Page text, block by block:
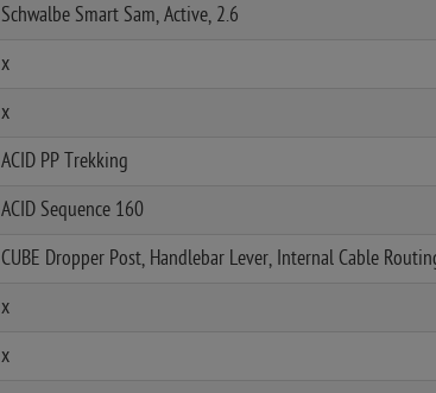
Schwalbe Smart Sam, Active, 2.6
x
x
ACID PP Trekking
ACID Sequence 160
CUBE Dropper Post, Handlebar Lever, Internal Cable
x
x